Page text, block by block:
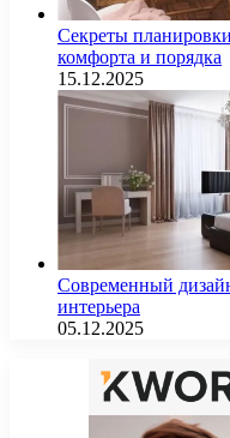
Секреты
комфорта и порядка
15.12.2025
Современный
интерьера
05.12.2025